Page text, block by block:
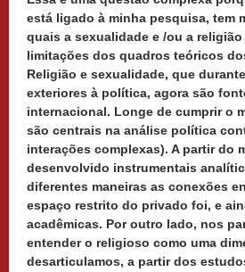
está ligado à minha pesquisa, tem
quais a sexualidade e /ou a
limitações dos quadros teóricos
Religião e sexualidade, que
exteriores à política, agora são
internacional. Longe de cumprir o
são centrais na análise política
interações complexas). A partir do
desenvolvido instrumentais
diferentes maneiras as conexões
espaço restrito do privado foi, e
acadêmicas. Por outro lado, nos
entender o religioso como uma
desarticulamos, a partir dos